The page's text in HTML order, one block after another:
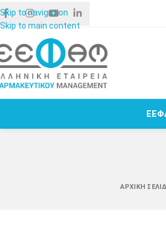
Skip to navigation
Skip to main content
ΑΡΧΙΚΉ